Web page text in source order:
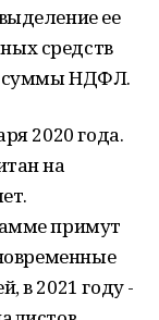
ее
средств
суммы НДФЛ.
2020 года.
на
примут
в 2021 году -